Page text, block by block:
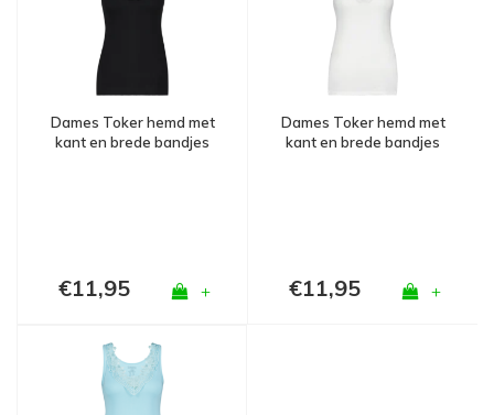
Dames Toker hemd met
kant en brede bandjes
€11,95 +
Dames Toker hemd met
kant en brede bandjes
€11,95 +